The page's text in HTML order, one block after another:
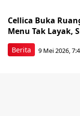
Berita
Cellica Buka
Menu Tak Layak,
9 Mei 2026,